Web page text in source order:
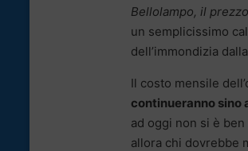
Bellolampo, il
un semplicissimo
dell’immondizia
Il costo mensile
continueranno sino
ad oggi non si è
allora chi dovrebbe